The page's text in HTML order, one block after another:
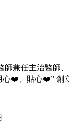
師兼任主治醫師
❤️、貼心❤️” 創立